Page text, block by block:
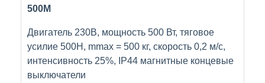
500М
Двигатель 230В, мощность 500 Вт, тяговое
усилие 500Н, mmax = 500 кг, скорость 0,2 м/с,
интенсивность 25%, IP44 магнитные концевые
выключатели